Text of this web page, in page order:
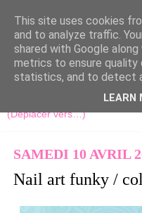
SAMEDI 10 AVRIL
Nail art funky /
This site uses cookies
and to analyze traffic.
shared with Google
metrics to ensure quality
statistics, and to detect
LEARN